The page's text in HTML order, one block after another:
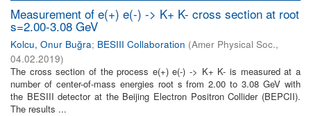
Measurement of e(+) e(-) -> K+ K- cross section at root
s=2.00-3.08 GeV
Kolcu, Onur Buğra; BESIII Collaboration (Amer Physical Soc.,
04.02.2019)
The cross section of the process e(+) e(-) -> K+ K- is measured at a
number of center-of-mass energies root s from 2.00 to 3.08 GeV with
the BESIII detector at the Beijing Electron Positron Collider (BEPCII).
The results ...